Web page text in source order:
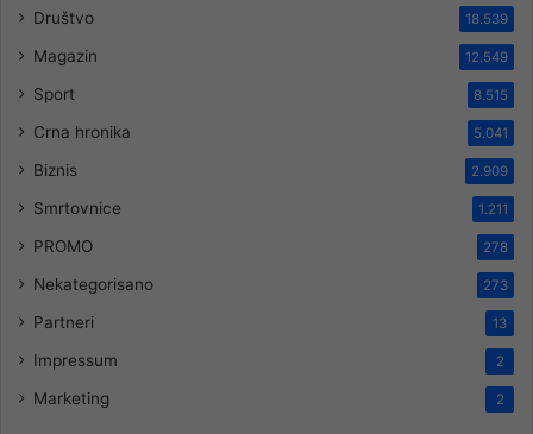
Društvo 18.539
Magazin 12.549
Sport 8.515
Crna hronika 5.041
Biznis 2.909
Smrtovnice 1.211
PROMO 278
Nekategorisano 273
Partneri 13
Impressum 2
Marketing 2